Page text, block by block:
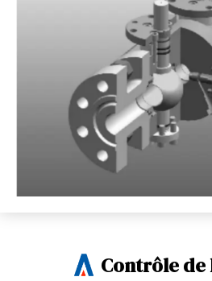
Contrôle de